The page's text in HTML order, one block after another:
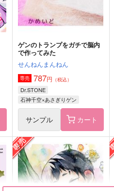
サンプル 作品詳細
恋より先に
はちみつカノジョ
ゲンのトランプをガチで脳内
で作ってみた
せんねんまんねん
専売 787円 （税込）
Dr.STONE
石神千空×あさぎりゲン
サンプル カート